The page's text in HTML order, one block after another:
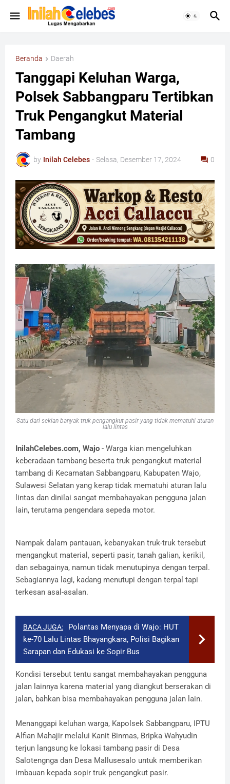
Beranda Daerah
Tanggapi Keluhan Warga,
Polsek Sabbangparu Tertibkan
Truk Pengangkut Material
Tambang
by Inilah Celebes - Selasa, Desember 17, 2024 0
Satu dari sekian banyak truk pengangkut pasir yang tidak mematuhi aturan
lalu lintas
InilahCelebes.com, Wajo - Warga kian mengeluhkan
keberadaan tambang beserta truk pengangkut material
tambang di Kecamatan Sabbangparu, Kabupaten Wajo,
Sulawesi Selatan yang kerap tidak mematuhi aturan lalu
lintas dan dinilai sangat membahayakan pengguna jalan
lain, terutama pengendara sepeda motor.
Nampak dalam pantauan, kebanyakan truk-truk tersebut
mengangkut material, seperti pasir, tanah galian, kerikil,
dan sebagainya, namun tidak menutupinya dengan terpal.
Sebagiannya lagi, kadang menutupi dengan terpal tapi
terkesan asal-asalan.
BACA JUGA:
​Polantas Menyapa di Wajo: HUT
ke-70 Lalu Lintas Bhayangkara, Polisi Bagikan
Sarapan dan Edukasi ke Sopir Bus
Kondisi tersebut tentu sangat membahayakan pengguna
jalan lainnya karena material yang diangkut berserakan di
jalan, bahkan bisa membahayakan pengguna jalan lain.
Menanggapi keluhan warga, Kapolsek Sabbangparu, IPTU
Alfian Mahajir melalui Kanit Binmas, Bripka Wahyudin
terjun langsung ke lokasi tambang pasir di Desa
Salotengnga dan Desa Mallusesalo untuk memberikan
imbauan kepada sopir truk pengangkut pasir.